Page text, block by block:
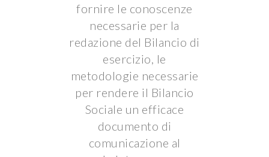
fornire le conoscenze
necessarie per la
redazione del Bilancio di
esercizio, le
metodologie necessarie
per rendere il Bilancio
Sociale un efficace
documento di
comunicazione al